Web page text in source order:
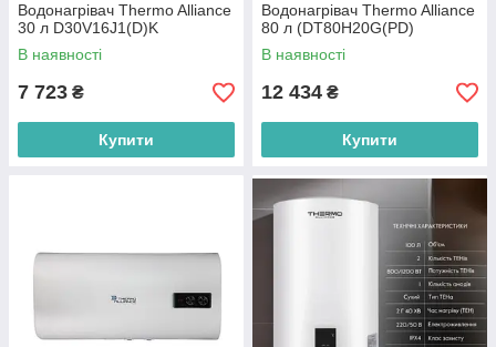
Водонагрівач Thermo Alliance
30 л D30V16J1(D)K
В наявності
7 723 ₴
Купити
Водонагрівач Thermo Alliance
80 л (DT80H20G(PD)
В наявності
12 434 ₴
Купити